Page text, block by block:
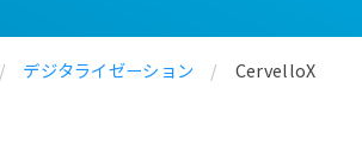
/ デジタライゼーション / CervelloX